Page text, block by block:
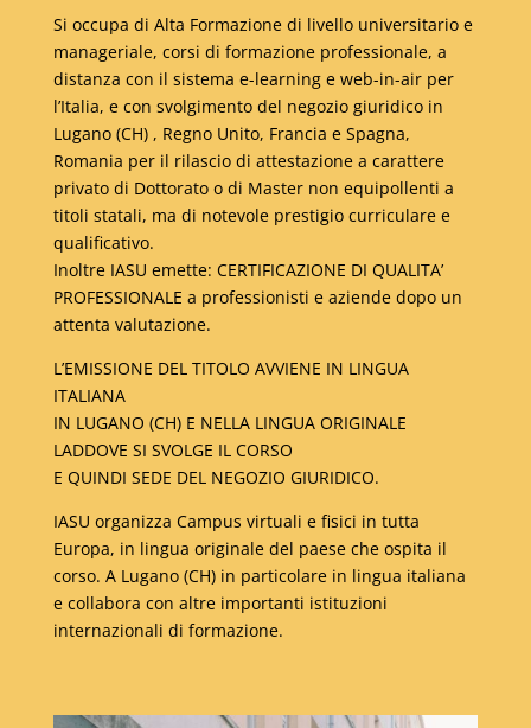
Si occupa di Alta Formazione di livello universitario e
manageriale, corsi di formazione professionale, a
distanza con il sistema e-learning e web-in-air per
l’Italia, e con svolgimento del negozio giuridico in
Lugano (CH) , Regno Unito, Francia e Spagna,
Romania per il rilascio di attestazione a carattere
privato di Dottorato o di Master non equipollenti a
titoli statali, ma di notevole prestigio curriculare e
qualificativo.
Inoltre IASU emette: CERTIFICAZIONE DI QUALITA’
PROFESSIONALE a professionisti e aziende dopo un
attenta valutazione.
L’EMISSIONE DEL TITOLO AVVIENE IN LINGUA
ITALIANA
IN LUGANO (CH) E NELLA LINGUA ORIGINALE
LADDOVE SI SVOLGE IL CORSO
E QUINDI SEDE DEL NEGOZIO GIURIDICO.
IASU organizza Campus virtuali e fisici in tutta
Europa, in lingua originale del paese che ospita il
corso. A Lugano (CH) in particolare in lingua italiana
e collabora con altre importanti istituzioni
internazionali di formazione.